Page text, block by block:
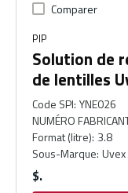
Comparer
PIP
Solution de
de lentilles
Code SPI: YNE026
NUMÉRO
Format (litre): 3.8
Sous-Marque: Uvex
$